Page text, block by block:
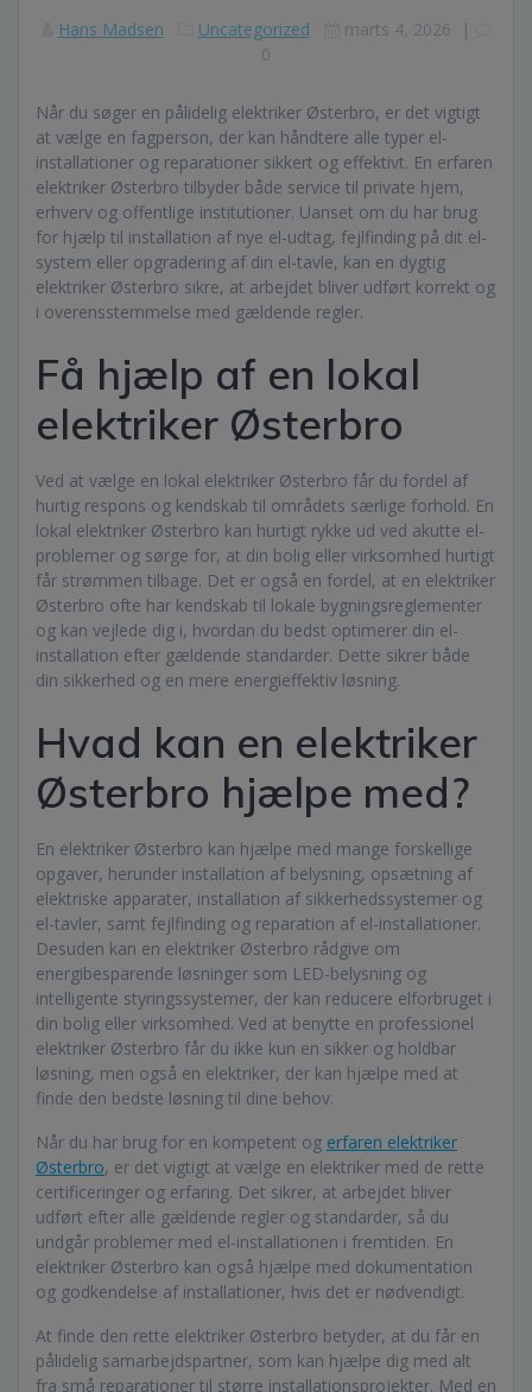
Hans Madsen Uncategorized marts 4, 2026 |
0
Når du søger en pålidelig elektriker Østerbro, er det vigtigt
at vælge en fagperson, der kan håndtere alle typer el-
installationer og reparationer sikkert og effektivt. En erfaren
elektriker Østerbro tilbyder både service til private hjem,
erhverv og offentlige institutioner. Uanset om du har brug
for hjælp til installation af nye el-udtag, fejlfinding på dit el-
system eller opgradering af din el-tavle, kan en dygtig
elektriker Østerbro sikre, at arbejdet bliver udført korrekt og
i overensstemmelse med gældende regler.
Få hjælp af en lokal
elektriker Østerbro
Ved at vælge en lokal elektriker Østerbro får du fordel af
hurtig respons og kendskab til områdets særlige forhold. En
lokal elektriker Østerbro kan hurtigt rykke ud ved akutte el-
problemer og sørge for, at din bolig eller virksomhed hurtigt
får strømmen tilbage. Det er også en fordel, at en elektriker
Østerbro ofte har kendskab til lokale bygningsreglementer
og kan vejlede dig i, hvordan du bedst optimerer din el-
installation efter gældende standarder. Dette sikrer både
din sikkerhed og en mere energieffektiv løsning.
Hvad kan en elektriker
Østerbro hjælpe med?
En elektriker Østerbro kan hjælpe med mange forskellige
opgaver, herunder installation af belysning, opsætning af
elektriske apparater, installation af sikkerhedssystemer og
el-tavler, samt fejlfinding og reparation af el-installationer.
Desuden kan en elektriker Østerbro rådgive om
energibesparende løsninger som LED-belysning og
intelligente styringssystemer, der kan reducere elforbruget i
din bolig eller virksomhed. Ved at benytte en professionel
elektriker Østerbro får du ikke kun en sikker og holdbar
løsning, men også en elektriker, der kan hjælpe med at
finde den bedste løsning til dine behov.
Når du har brug for en kompetent og erfaren elektriker
Østerbro, er det vigtigt at vælge en elektriker med de rette
certificeringer og erfaring. Det sikrer, at arbejdet bliver
udført efter alle gældende regler og standarder, så du
undgår problemer med el-installationen i fremtiden. En
elektriker Østerbro kan også hjælpe med dokumentation
og godkendelse af installationer, hvis det er nødvendigt.
At finde den rette elektriker Østerbro betyder, at du får en
pålidelig samarbejdspartner, som kan hjælpe dig med alt
fra små reparationer til større installationsprojekter. Med en